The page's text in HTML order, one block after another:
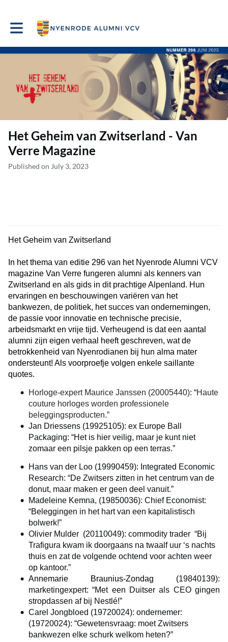
Toggle main navigation
Het Geheim van Zwitserland - Van
Verre Magazine
Published on July 3, 2023
Het Geheim van Zwitserland
In het thema van editie 296 van het Nyenrode Alumni VCV
magazine Van Verre fungeren alumni als kenners van
Zwitserland en als gids in dit prachtige Alpenland. Hun
ervaringen en beschouwingen variëren van het
bankwezen, de politiek, het succes van ondernemingen,
de passie voor innovatie en technische precisie,
arbeidsmarkt en vrije tijd. Verheugend is dat een aantal
alumni zijn eigen verhaal heeft geschreven, wat de
betrokkenheid van Nyenrodianen bij hun alma mater
ondersteunt! Als voorproefje volgen enkele saillante
quotes.
Horloge-expert Maurice Janssen (20005440): “Haute
couture horloges worden professionele
beleggingsproducten.”
Jan Driessens (19925105): ex Europe Ball
Packaging: “Het is hier veilig, maar je kunt niet
zomaar een pilsje pakken op een terras.”
Hans van der Loo (19990459): Integrated Economic
Research: “De Zwitsers zitten in het centrum van de
donut, maar maken er geen deel vanuit.”
Madeleine Kemna, (19850036): Chief Economist:
“Beleggingen in het hart van een kapitalistisch
bolwerk!”
Olivier Mulder (20110049): commodity trader “Bij
Trafigura kwam ik doorgaans na twaalf uur ‘s nachts
thuis en zat de volgende ochtend voor achten weer
op kantoor.”
Annemarie Braunius-Zondag (19840139):
marketingexpert: “Met een Duitser als CEO gingen
stropdassen af bij Nestlé!”
Carel Jongbloed (19720024): ondernemer:
(19720024): “Gewetensvraag: moet Zwitsers
bankwezen elke schurk welkom heten?”